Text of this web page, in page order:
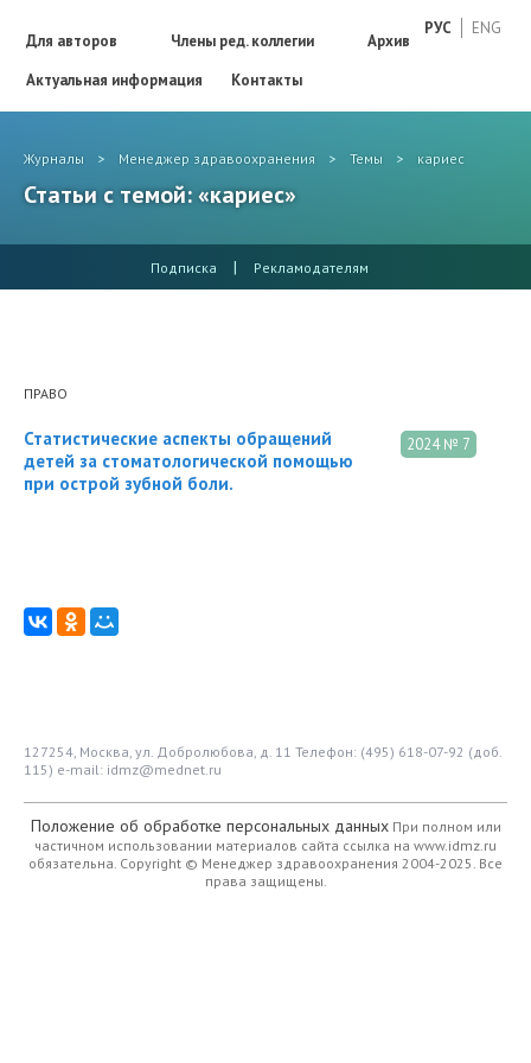
РУС ENG
Для авторов Члены ред. коллегии
Архив
Актуальная информация
Контакты
Журналы > Менеджер здравоохранения > Темы > кариес
Статьи с темой: «кариес»
Подписка | Рекламодателям
ПРАВО
2024 № 7
Статистические аспекты обращений
детей за стоматологической помощью
при острой зубной боли.
127254, Москва, ул. Добролюбова, д. 11 Телефон: (495) 618-07-92 (доб.
115) e-mail: idmz@mednet.ru
Положение об обработке персональных данныхПри полном или
частичном использовании материалов сайта ссылка на www.idmz.ru
обязательна. Copyright © Менеджер здравоохранения 2004-2025. Все
права защищены.